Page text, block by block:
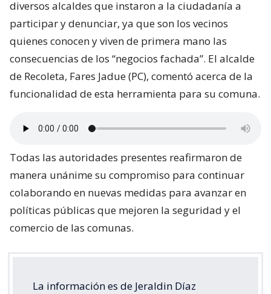
diversos alcaldes que instaron a la ciudadanía a
participar y denunciar, ya que son los vecinos
quienes conocen y viven de primera mano las
consecuencias de los “negocios fachada”. El alcalde
de Recoleta, Fares Jadue (PC), comentó acerca de la
funcionalidad de esta herramienta para su comuna.
Todas las autoridades presentes reafirmaron de
manera unánime su compromiso para continuar
colaborando en nuevas medidas para avanzar en
políticas públicas que mejoren la seguridad y el
comercio de las comunas.
La información es de Jeraldin Díaz